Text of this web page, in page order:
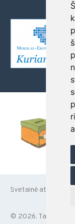
Svetainė atnaujinta:
© 2026. Tauragės